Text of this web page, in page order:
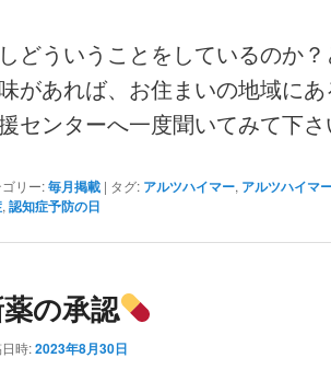
どういうことをしているのか
があれば、お住まいの地域に
センターへ一度聞いてみて下さ
リー:毎月掲載 | タグ: アルツハイマー, アルツハイマ
, 認知症予防の日
の承認
時:2023年8月30日